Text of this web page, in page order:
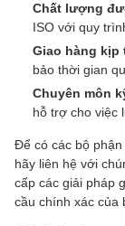
Chất lượng
ISO với quy
Giao hàng kịp
bảo thời gian
Chuyên môn
hỗ trợ cho việc
Để có các bộ phận
hãy liên hệ với
cấp các giải pháp
cầu chính xác của